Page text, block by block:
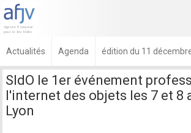
Actualités Agenda édition du 11
SIdO le 1er événement
l'internet des objets les 7 et 8
Lyon